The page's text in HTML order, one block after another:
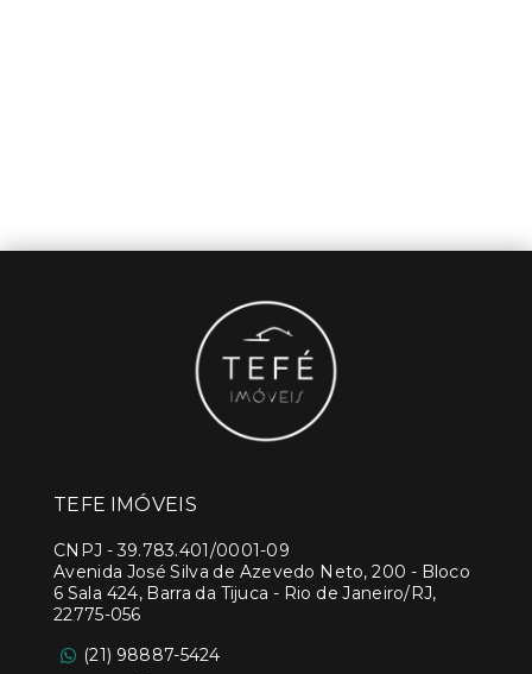
TEFE IMÓVEIS
CNPJ -39.783.401/0001-09
Avenida José Silva de Azevedo Neto, 200 - Bloco
6 Sala 424, Barra da Tijuca - Rio de Janeiro/RJ,
22775-056
(21) 98887-5424